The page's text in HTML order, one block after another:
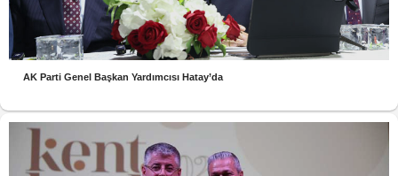
AK Parti Genel Başkan Yardımcısı Hatay’da